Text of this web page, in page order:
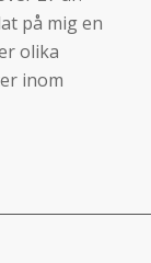
på mig en
olika
inom